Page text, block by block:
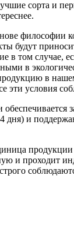
сорта и
философии
будут
в том случае,
в
в
эти условия
дня) и
и проходит